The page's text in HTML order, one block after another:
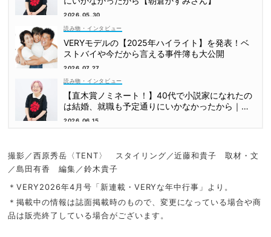
2026.05.30
読み物・インタビュー
VERYモデルの【2025年ハイライト】を発表！ベ
ストバイや今だから言える事件簿も大公開
2026.07.27
読み物・インタビュー
【直木賞ノミネート！】40代で小説家になれたの
は結婚、就職も予定通りにいかなかったから｜朝
倉かすみさん
2026.06.15
撮影／西原秀岳〈TENT〉 スタイリング／近藤和貴子 取材・文
／島田有香 編集／鈴木貴子
＊VERY2026年4月号「新連載・VERYな年中行事」より。
＊掲載中の情報は誌面掲載時のもので、変更になっている場合や商
品は販売終了している場合がございます。